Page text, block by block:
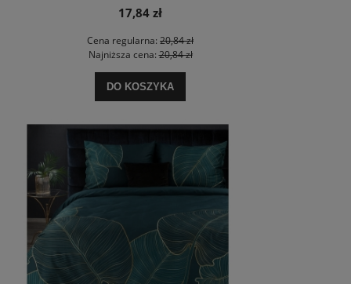
17,84 zł
Cena regularna: 20,84 zł
Najniższa cena:20,84 zł
DO KOSZYKA